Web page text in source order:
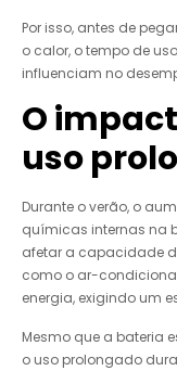
Por isso, antes de
o calor, o tempo de
influenciam no
O
uso
Durante o verão, o
químicas internas na
afetar a capacidade
como o ar-
energia, exigindo um
Mesmo que a bateria
o uso prolongado